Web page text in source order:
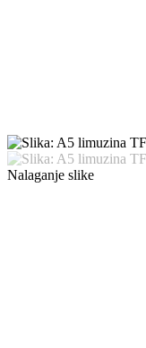
Nalaganje slike